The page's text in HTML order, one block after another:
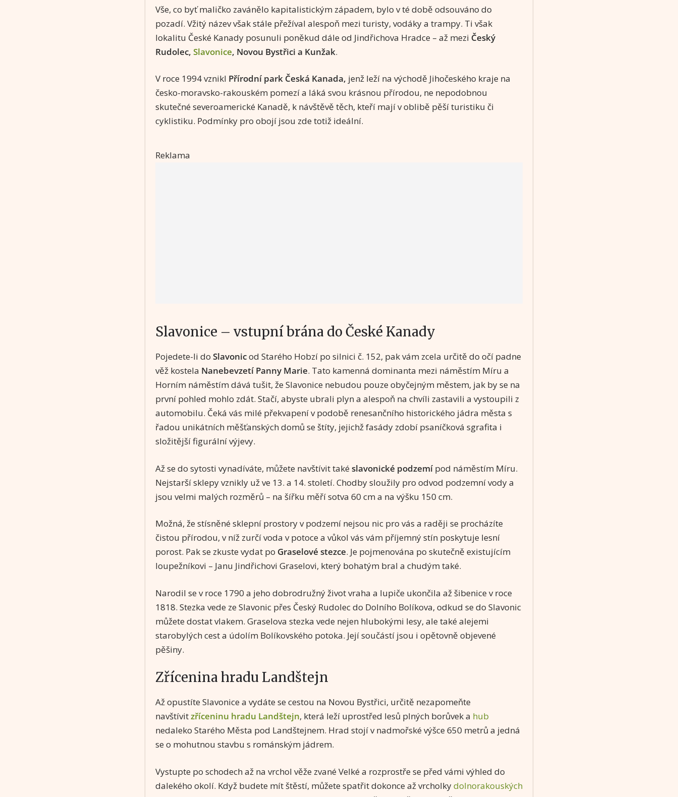
Vše, co byť maličko zavánělo kapitalistickým západem, bylo v té době odsouváno do
pozadí. Vžitý název však stále přežíval alespoň mezi turisty, vodáky a trampy. Ti však
lokalitu České Kanady posunuli poněkud dále od Jindřichova Hradce – až mezi Český
Rudolec, Slavonice, Novou Bystřici a Kunžak.
V roce 1994 vznikl Přírodní park Česká Kanada, jenž leží na východě Jihočeského kraje na
česko-moravsko-rakouském pomezí a láká svou krásnou přírodou, ne nepodobnou
skutečné severoamerické Kanadě, k návštěvě těch, kteří mají v oblibě pěší turistiku či
cyklistiku. Podmínky pro obojí jsou zde totiž ideální.
Reklama
Slavonice – vstupní brána do České Kanady
Pojedete-li do Slavonicod Starého Hobzí po silnici č. 152, pak vám zcela určitě do očí padne
věž kostela Nanebevzetí Panny Marie. Tato kamenná dominanta mezi náměstím Míru a
Horním náměstím dává tušit, že Slavonice nebudou pouze obyčejným městem, jak by se na
první pohled mohlo zdát. Stačí, abyste ubrali plyn a alespoň na chvíli zastavili a vystoupili z
automobilu. Čeká vás milé překvapení v podobě renesančního historického jádra města s
řadou unikátních měšťanských domů se štíty, jejichž fasády zdobí psaníčková sgrafita i
složitější figurální výjevy.
Až se do sytosti vynadíváte, můžete navštívit také slavonické podzemí pod náměstím Míru.
Nejstarší sklepy vznikly už ve 13. a 14. století. Chodby sloužily pro odvod podzemní vody a
jsou velmi malých rozměrů – na šířku měří sotva 60 cm a na výšku 150 cm.
Možná, že stísněné sklepní prostory v podzemí nejsou nic pro vás a raději se procházíte
čistou přírodou, v níž zurčí voda v potoce a vůkol vás vám příjemný stín poskytuje lesní
porost. Pak se zkuste vydat po Graselové stezce. Je pojmenována po skutečně existujícím
loupežníkovi – Janu Jindřichovi Graselovi, který bohatým bral a chudým také.
Narodil se v roce 1790 a jeho dobrodružný život vraha a lupiče ukončila až šibenice v roce
1818. Stezka vede ze Slavonic přes Český Rudolec do Dolního Bolíkova, odkud se do Slavonic
můžete dostat vlakem. Graselova stezka vede nejen hlubokými lesy, ale také alejemi
starobylých cest a údolím Bolíkovského potoka. Její součástí jsou i opětovně objevené
pěšiny.
Zřícenina hradu Landštejn
Až opustíte Slavonice a vydáte se cestou na Novou Bystřici, určitě nezapomeňte
navštívitzříceninu hradu Landštejn, která leží uprostřed lesů plných borůvek a hub
nedaleko Starého Města pod Landštejnem. Hrad stojí v nadmořské výšce 650 metrů a jedná
se o mohutnou stavbu s románským jádrem.
Vystupte po schodech až na vrchol věže zvané Velké a rozprostře se před vámi výhled do
dalekého okolí. Když budete mít štěstí, můžete spatřit dokonce až vrcholkydolnorakouských